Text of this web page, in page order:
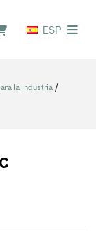
ESP
la industria /